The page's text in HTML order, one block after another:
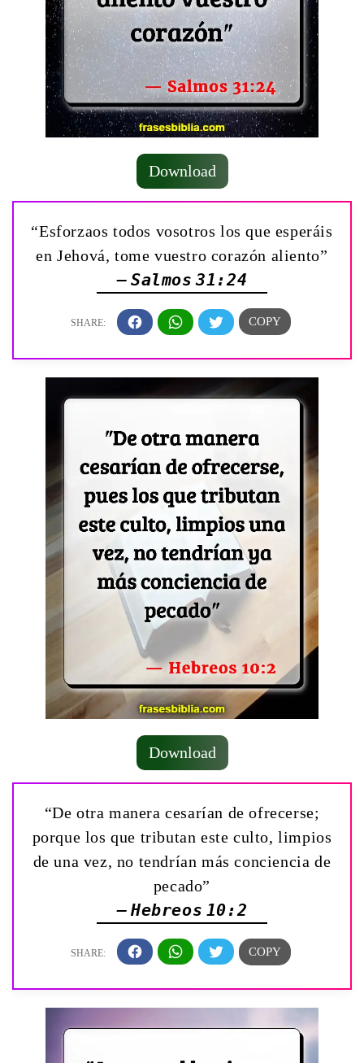
Download
“Esforzaos todos vosotros los que esperáis
en Jehová, tome vuestro corazón aliento”
— Salmos 31:24
Download
“De otra manera cesarían de ofrecerse;
porque los que tributan este culto, limpios
de una vez, no tendrían más conciencia de
pecado”
— Hebreos 10:2